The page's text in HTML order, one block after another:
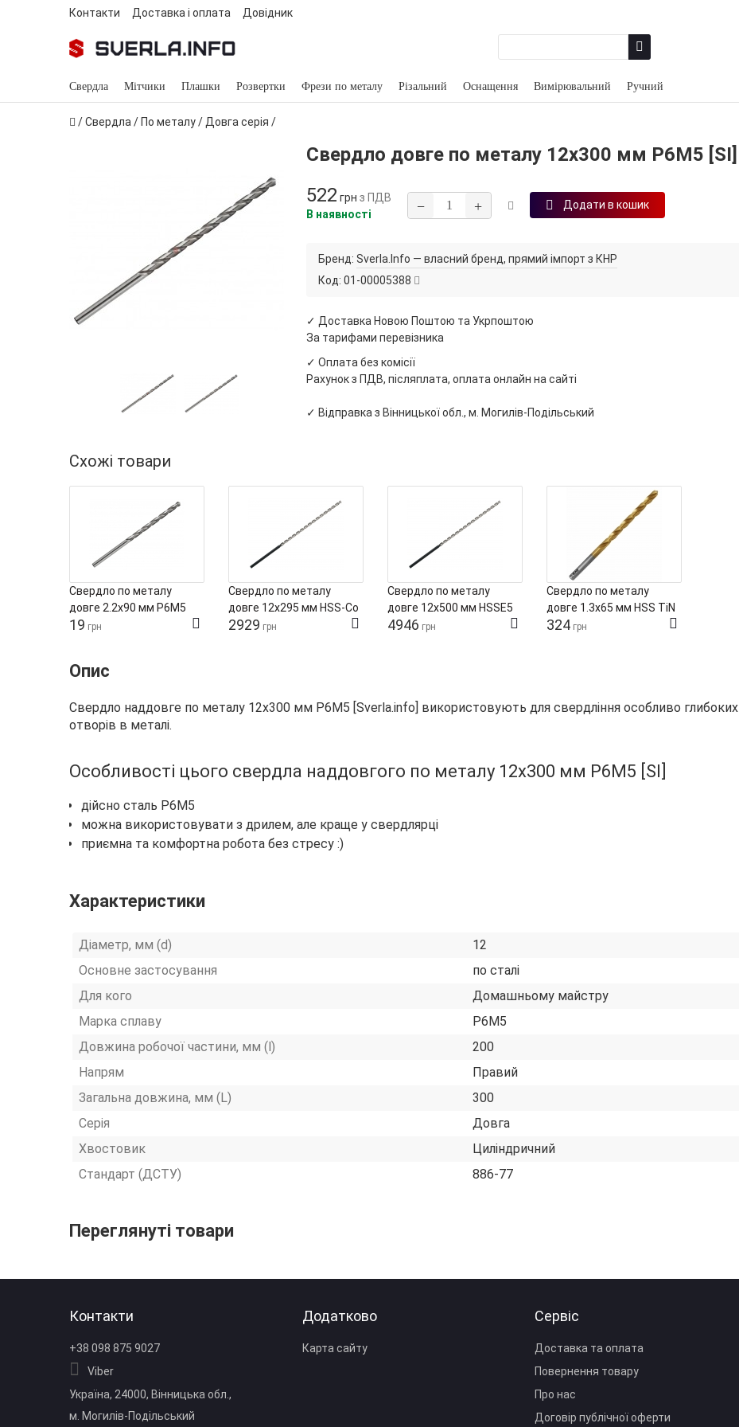
Контакти Доставка і оплата Довідник
Свердла Мітчики Плашки Розвертки Фрези по металу Різальний Оснащення Вимірювальний Ручний
/Свердла / По металу/ Довга серія /
Свердло довге по металу 12х300 мм Р6М5 [SI]
522 грн з ПДВ
В наявності
− + Додати в кошик
Бренд: Sverla.Info — власний бренд, прямий імпорт з КНР
Код: 01-00005388
✓ Доставка Новою Поштою та Укрпоштою
За тарифами перевізника
✓ Оплата без комісії
Рахунок з ПДВ, післяплата, оплата онлайн на сайті
✓ Відправка з Вінницької обл., м. Могилів-Подільський
Схожі товари
Свердло по металу
довге 2.2х90 мм Р6М5
19 грн
Свердло по металу
довге 12х295 мм HSS-Co
Werkoe
2929 грн
Свердло по металу
довге 12х500 мм HSSE5
Tivoly
4946 грн
Свердло по металу
довге 1.3х65 мм HSS TiN
Izar
324 грн
Опис
Свердло наддовге по металу 12х300 мм Р6М5 [Sverla.info] використовують для свердління особливо глибоких
отворів в металі.
Особливості цього свердла наддовгого по металу 12х300 мм Р6М5 [SI]
дійсно сталь Р6М5
можна використовувати з дрилем, але краще у свердлярці
приємна та комфортна робота без стресу :)
Характеристики
Діаметр, мм (d)
12
Основне застосування
по сталі
Для кого
Домашньому майстру
Марка сплаву
Р6М5
Довжина робочої частини, мм (l)
200
Напрям
Правий
Загальна довжина, мм (L)
300
Серія
Довга
Хвостовик
Циліндричний
Стандарт (ДСТУ)
886-77
Переглянуті товари
Контакти
+38 098 875 9027
Viber
Україна, 24000, Вінницька обл.,
м. Могилів‑Подільський
Додатково
Карта сайту
Сервіс
Доставка та оплата
Повернення товару
Про нас
Договір публічної оферти